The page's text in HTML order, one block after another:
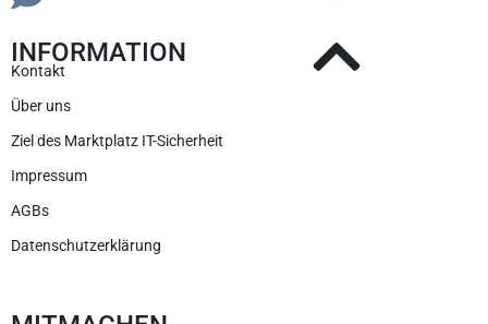
INFORMATION
Kontakt
Über uns
Ziel des Marktplatz IT-Sicherheit
Impressum
AGBs
Datenschutzerklärung